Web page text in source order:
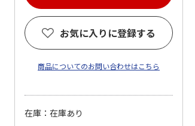
お気に入りに登録する
商品についてのお問い合わせはこちら
在庫：在庫あり